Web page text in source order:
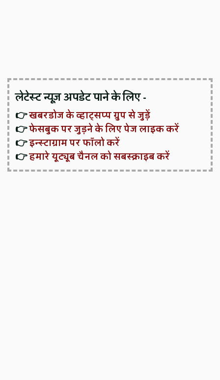
लेटेस्ट न्यूज़ अपडेट पाने के लिए -
👉खबरडोज के व्हाट्सप्प ग्रुप से जुड़ें
👉फेसबुक पर जुड़ने के लिए पेज लाइक करें
👉इन्स्टाग्राम पर फॉलो करें
👉हमारे यूट्यूब चैनल को सबस्क्राइब करें